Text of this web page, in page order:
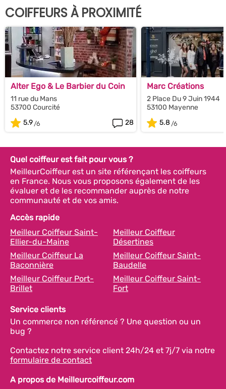
COIFFEURS À PROXIMITÉ
Alter Ego & Le Barbier du Coin
11 rue du Mans
53700 Courcité
5.9
28
Marc Créations
2 Place Du 9 Juin 1944
53100 Mayenne
5.8
Quel coiffeur est fait pour vous ?
MeilleurCoiffeur est un site référençant les coiffeurs
en France. Nous vous proposons également de les
évaluer et de les recommander auprès de notre
communauté et de vos amis.
Accès rapide
Meilleur Coiffeur Saint-
Ellier-du-Maine
Meilleur Coiffeur
Désertines
Meilleur Coiffeur La
Baconnière
Meilleur Coiffeur Saint-
Baudelle
Meilleur Coiffeur Port-
Brillet
Meilleur Coiffeur Saint-
Fort
Service clients
Un commerce non référencé ? Une question ou un
bug ?
Contactez notre service client 24h/24 et 7j/7 via notre
formulaire de contact
A propos de Meilleurcoiffeur.com